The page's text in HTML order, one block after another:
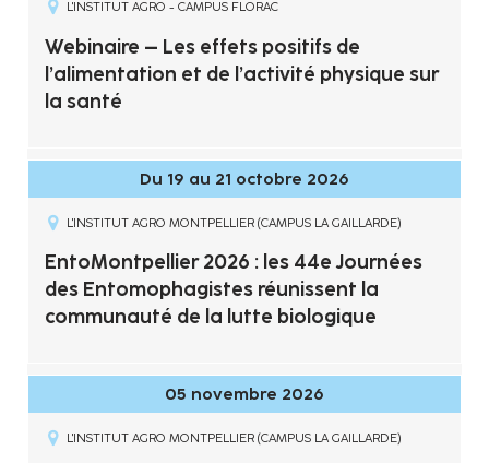
L'INSTITUT AGRO - CAMPUS FLORAC
Webinaire – Les effets positifs de
l’alimentation et de l’activité physique sur
la santé
Du 19 au 21 octobre 2026
L'INSTITUT AGRO MONTPELLIER (CAMPUS LA GAILLARDE)
EntoMontpellier 2026 : les 44e Journées
des Entomophagistes réunissent la
communauté de la lutte biologique
05 novembre 2026
L'INSTITUT AGRO MONTPELLIER (CAMPUS LA GAILLARDE)